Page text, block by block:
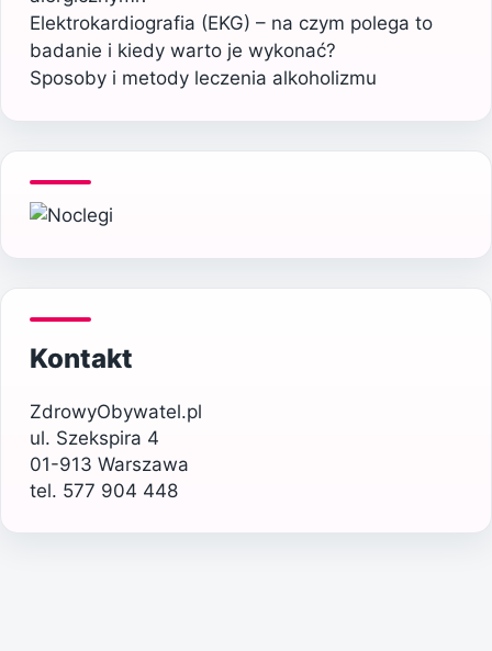
Elektrokardiografia (EKG) – na czym polega to
badanie i kiedy warto je wykonać?
Sposoby i metody leczenia alkoholizmu
Kontakt
ZdrowyObywatel.pl
ul. Szekspira 4
01-913 Warszawa
tel. 577 904 448